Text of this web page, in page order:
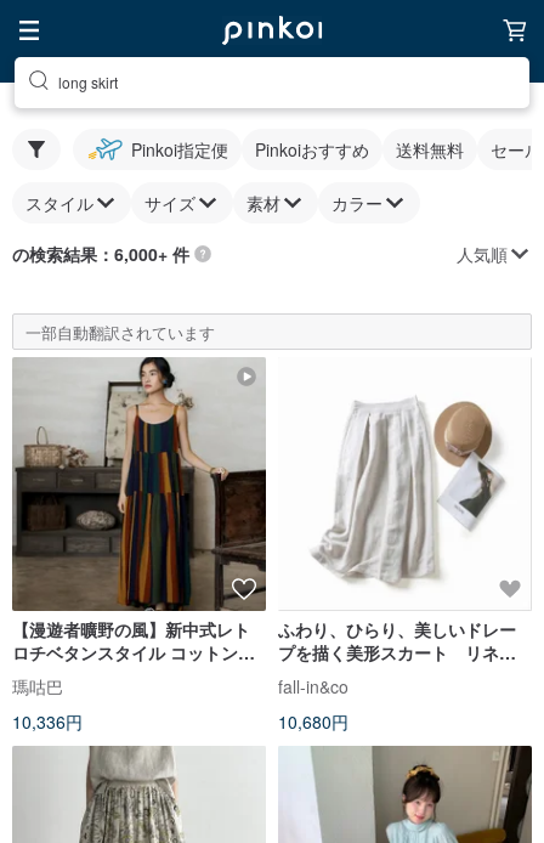
long skirt
Pinkoi指定便 Pinkoiおすすめ 送料無料 セー
スタイル サイズ 素材 カラー
の検索結果：6,000+ 件 人気順
一部自動翻訳されています
【漫遊者曠野の風】新中式レト
ロチベタンスタイル コットンキ
ャミソールワンピース
瑪咕巴
10,336円
ふわり、ひらり、美しいドレー
プを描く美形スカート リネン
スカート ロングスカート 生
成色 210807-7
fall-in&co
10,680円